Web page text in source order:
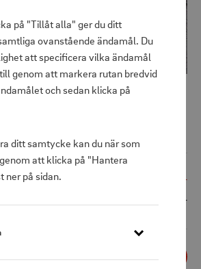
på "Tillåt alla" ger du ditt
ovanstående ändamål. Du
att specificera vilka ändamål
genom att markera rutan bredvid
och sedan klicka på
ditt samtycke kan du när som
att klicka på "Hantera
ner på sidan.
129 kr
219 kr
1st